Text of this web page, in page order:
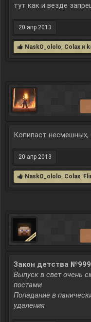
тут как и везде
20 апр 2013
NaskO_ololo, Colax и
Копипаст несмешных,
20 апр 2013
NaskO_ololo, Colax,
Закон детства
Выпуск в свет очень
постами
Попадание в
удаления